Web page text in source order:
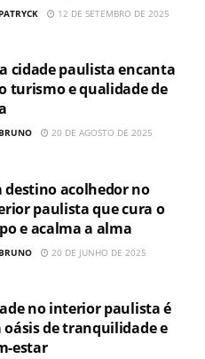
PATRYCK 12 DE SETEMBRO DE 2025
cidade paulista encanta
turismo e qualidade de
BRUNO 20 DE AGOSTO DE 2025
destino acolhedor no
paulista que cura o
e acalma a alma
BRUNO 20 DE JUNHO DE 2025
no interior paulista é
oásis de tranquilidade e
estar